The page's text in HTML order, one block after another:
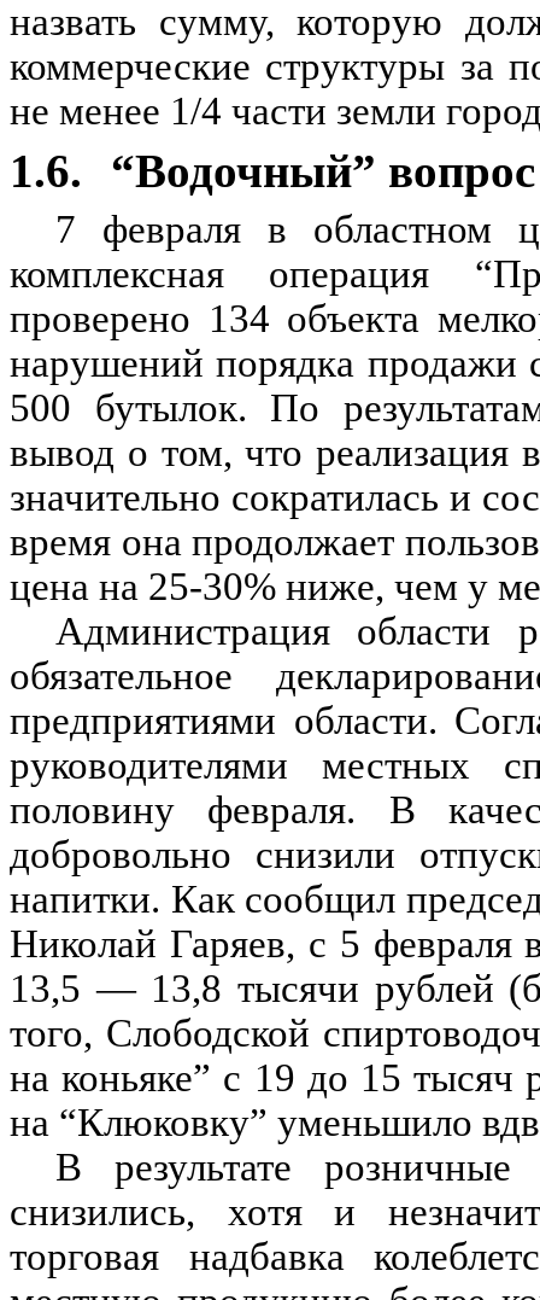
назвать сумму, которую
коммерческие структуры за
не менее 1/4 части земли
1.6. “Водочный” вопрос
7 февраля в областном
комплексная операция
проверено 134 объекта
нарушений порядка продажи
500 бутылок. По
вывод о том, что реализация
значительно сократилась и
время она продолжает
цена на 25-30% ниже, чем у
Администрация области
обязательное
предприятиями области.
руководителями местных
половину февраля. В
добровольно снизили
напитки. Как сообщил
Николай Гаряев, с 5 февраля
13,5 — 13,8 тысячи рублей
того, Слободской
на коньяке” с 19 до 15
на “Клюковку” уменьшило
В результате
снизились, хотя и
торговая надбавка